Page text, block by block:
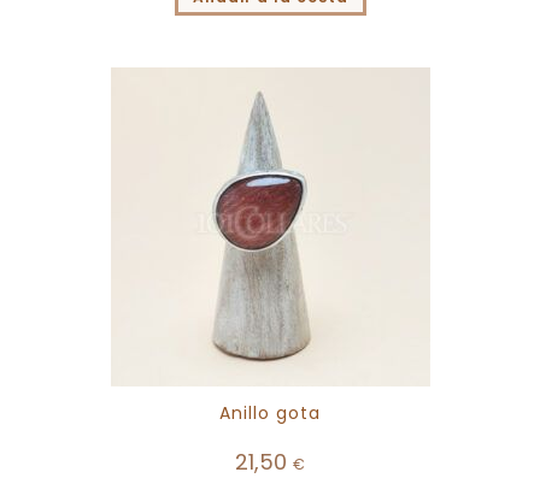
Anillo gota
21,50 €